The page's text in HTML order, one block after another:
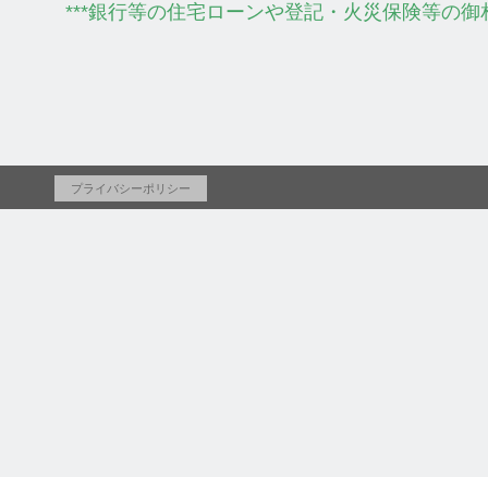
***銀行等の住宅ローンや登記・火災保険等の
プライバシーポリシー